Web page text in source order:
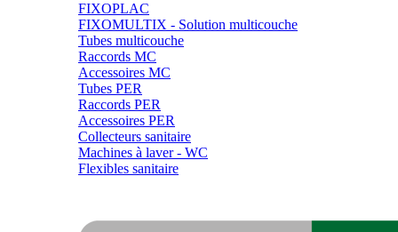
FIXOPLAC
FIXOMULTIX - Solution multicouche
Tubes multicouche
Raccords MC
Accessoires MC
Tubes PER
Raccords PER
Accessoires PER
Collecteurs sanitaire
Machines à laver - WC
Flexibles sanitaire